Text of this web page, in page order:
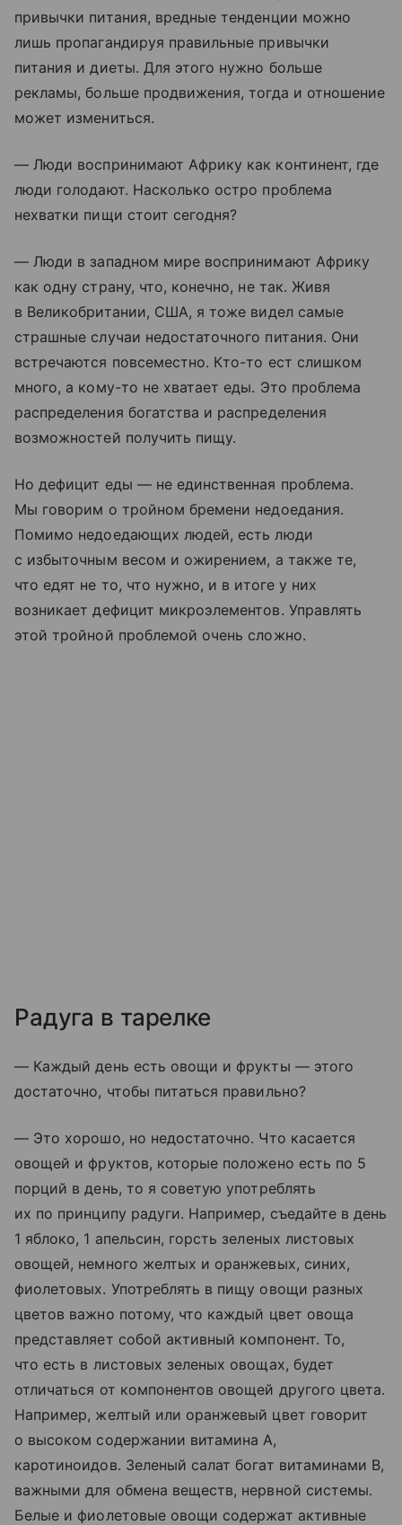
привычки питания, вредные тенденции можно
лишь пропагандируя правильные привычки
питания и диеты. Для этого нужно больше
рекламы, больше продвижения, тогда и отношение
может измениться.
— Люди воспринимают Африку как континент, где
люди голодают. Насколько остро проблема
нехватки пищи стоит сегодня?
— Люди в западном мире воспринимают Африку
как одну страну, что, конечно, не так. Живя
в Великобритании, США, я тоже видел самые
страшные случаи недостаточного питания. Они
встречаются повсеместно. Кто-то ест слишком
много, а кому-то не хватает еды. Это проблема
распределения богатства и распределения
возможностей получить пищу.
Но дефицит еды — не единственная проблема.
Мы говорим о тройном бремени недоедания.
Помимо недоедающих людей, есть люди
с избыточным весом и ожирением, а также те,
что едят не то, что нужно, и в итоге у них
возникает дефицит микроэлементов. Управлять
этой тройной проблемой очень сложно.
Радуга в тарелке
— Каждый день есть овощи и фрукты — этого
достаточно, чтобы питаться правильно?
— Это хорошо, но недостаточно. Что касается
овощей и фруктов, которые положено есть по 5
порций в день, то я советую употреблять
их по принципу радуги. Например, съедайте в день
1 яблоко, 1 апельсин, горсть зеленых листовых
овощей, немного желтых и оранжевых, синих,
фиолетовых. Употреблять в пищу овощи разных
цветов важно потому, что каждый цвет овоща
представляет собой активный компонент. То,
что есть в листовых зеленых овощах, будет
отличаться от компонентов овощей другого цвета.
Например, желтый или оранжевый цвет говорит
о высоком содержании витамина А,
каротиноидов. Зеленый салат богат витаминами В,
важными для обмена веществ, нервной системы.
Белые и фиолетовые овощи содержат активные